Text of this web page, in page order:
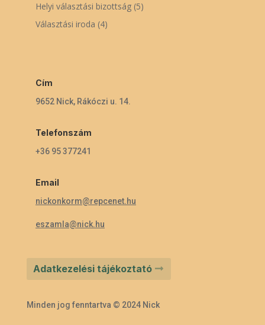
Helyi választási bizottság(5)
Választási iroda (4)
Cím
9652 Nick, Rákóczi u. 14.
Telefonszám
+36 95 377241
Email
nickonkorm@repcenet.hu
eszamla@nick.hu
Adatkezelési tájékoztató
Minden jog fenntartva © 2024 Nick